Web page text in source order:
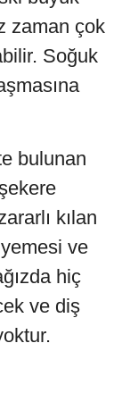
zaman çok
Soğuk
bulunan
kılan
ve
hiç
ve diş